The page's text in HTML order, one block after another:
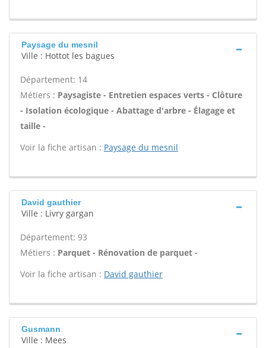
Paysage du mesnil
Ville : Hottot les bagues
Département: 14
Métiers : Paysagiste - Entretien espaces verts - Clôture
- Isolation écologique - Abattage d'arbre - Élagage et
taille -
Voir la fiche artisan : Paysage du mesnil
David gauthier
Ville : Livry gargan
Département: 93
Métiers : Parquet - Rénovation de parquet -
Voir la fiche artisan : David gauthier
Gusmann
Ville : Mees